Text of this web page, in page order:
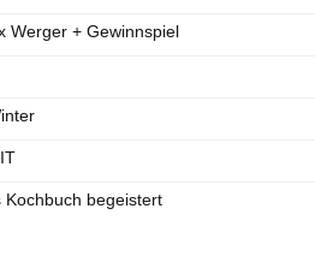
Werger + Gewinnspiel
Kochbuch begeistert